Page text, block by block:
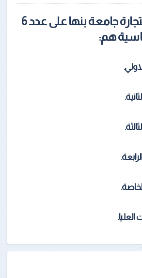
تحتوي كلية التجارة جامعة بنها على عدد 6
هم: